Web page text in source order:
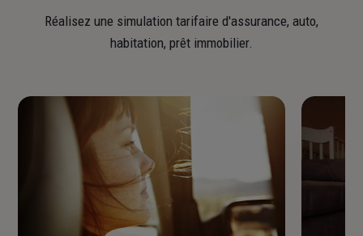
Réalisez une simulation tarifaire d'assurance, auto,
habitation, prêt immobilier.